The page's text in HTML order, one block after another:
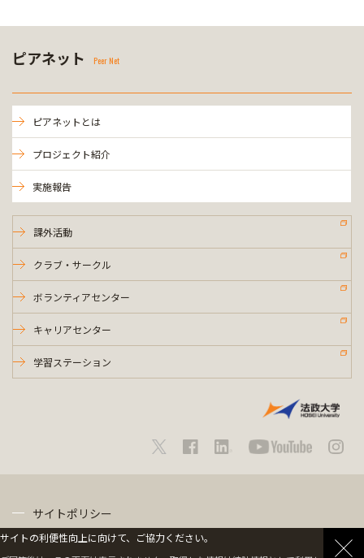
ピアネット Peer Net
ピアネットとは
プロジェクト紹介
実施報告
課外活動
クラブ・サークル
ボランティアセンター
キャリアセンター
学習ステーション
サイトポリシー
サイトの利便性向上に向けて、ご協力ください。